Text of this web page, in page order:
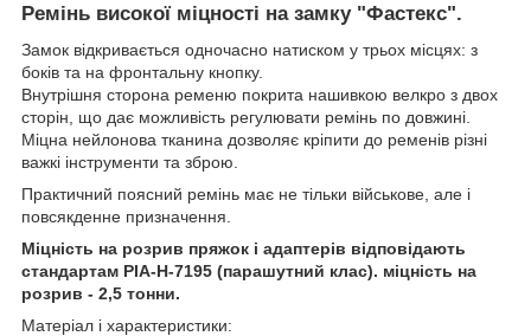
Ремінь високої міцності на замку "Фастекс".
Замок відкривається одночасно натиском у трьох місцях: з
боків та на фронтальну кнопку.
Внутрішня сторона ременю покрита нашивкою велкро з двох
сторін, що дає можливість регулювати ремінь по довжині.
Міцна нейлонова тканина дозволяє кріпити до ременів різні
важкі інструменти та зброю.
Практичний поясний ремінь має не тільки військове, але і
повсякденне призначення.
Міцність на розрив пряжок і адаптерів відповідають
стандартам PIA-H-7195 (парашутний клас). міцність на
розрив - 2,5 тонни.
Матеріал і характеристики: